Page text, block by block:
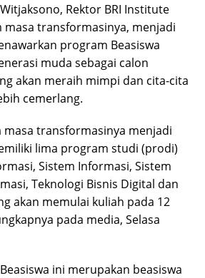
Rektor BRI Institute
masa transformasinya, menjadi
program Beasiswa
muda sebagai calon
akan meraih mimpi dan cita-cita
cemerlang.
masa transformasinya menjadi
lima program studi (prodi)
Sistem Informasi, Sistem
Teknologi Bisnis Digital dan
akan memulai kuliah pada 12
pada media, Selasa
ini merupakan beasiswa